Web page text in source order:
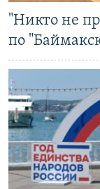
"Никто не
по